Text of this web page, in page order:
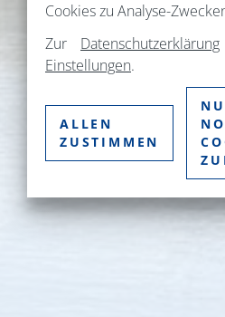
Cookies zu Analyse-
Zur Datenschutzerklärung
Einstellungen.
ALLEN
ZUSTIMMEN